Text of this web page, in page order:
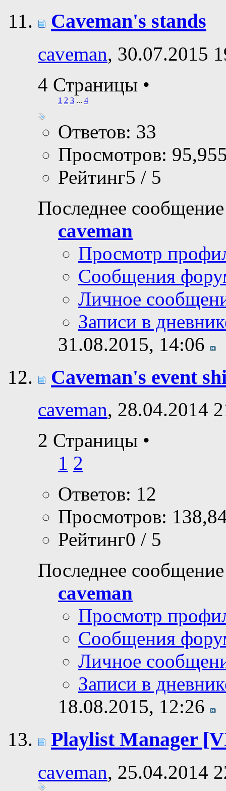
Caveman's stands
caveman, 30.07.2015
4 Страницы •
1 2 3 ... 4
Ответов: 33
Просмотров:
Рейтинг5 / 5
Последнее
caveman
Просмотр
Сообщения
Личное
Записи в
31.08.2015, 14:06
Caveman's event
caveman, 28.04.2014
2 Страницы •
1 2
Ответов: 12
Просмотров:
Рейтинг0 / 5
Последнее
caveman
Просмотр
Сообщения
Личное
Записи в
18.08.2015, 12:26
Playlist Manager
caveman, 25.04.2014